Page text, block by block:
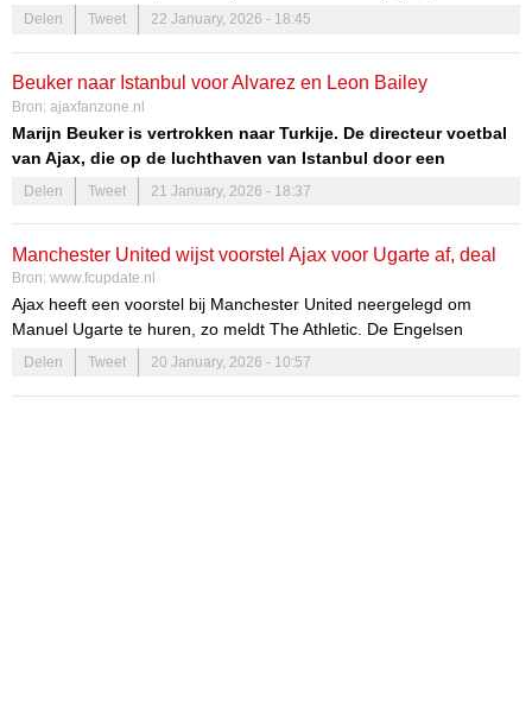
hoogte!
Delen Tweet 22 January, 2026 - 18:45
Beuker naar Istanbul voor Alvarez en Leon Bailey
Bron: ajaxfanzone.nl
Marijn Beuker is vertrokken naar Turkije. De directeur voetbal
van Ajax, die op de luchthaven van Istanbul door een
medepassagier werd ’betrapt’, maakt gebruik van het feit dat
zowel Galatasaray (woensdagavond tegen Atletico Madrid) als
verband thuis speelt.
Delen Tweet 21 January, 2026 - 18:37
Manchester United wijst voorstel Ajax voor Ugarte af, deal
onwaarschijnlijk
Bron: www.fcupdate.nl
Ajax heeft een voorstel bij Manchester United neergelegd om
Manuel Ugarte te huren, zo meldt The Athletic. De Engelsen
hebben dit echter afgewezen, waardoor een deal op dit moment als
‘onwaarschijnlijk’ wordt omschreven.
Delen Tweet 20 January, 2026 - 10:57